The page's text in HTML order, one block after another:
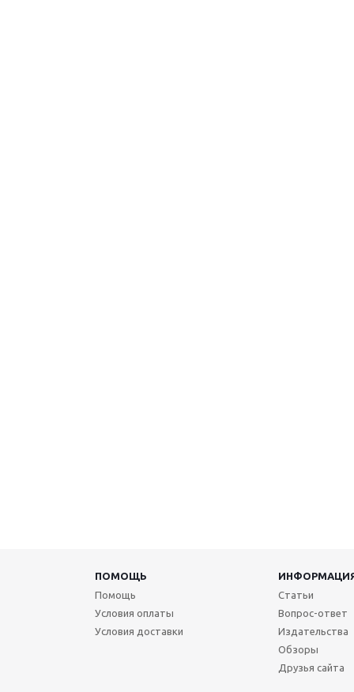
ПОМОЩЬ
Помощь
Условия оплаты
Условия доставки
Статьи
Вопрос-ответ
Издательства
Обзоры
Друзья сайта